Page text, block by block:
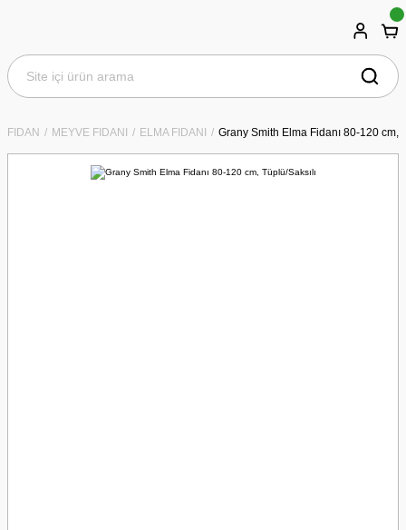
FİDAN MEYVE FİDANI ELMA FİDANI Grany Smith Elma Fidanı 80-120 cm,